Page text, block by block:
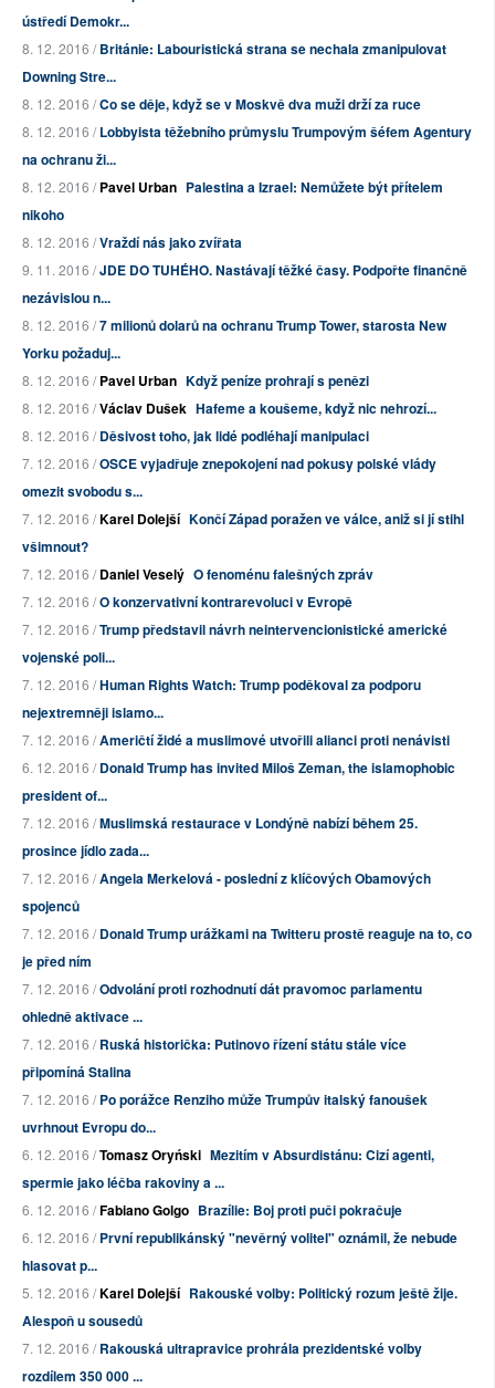
ústředí Demokr...
8. 12. 2016 /Británie: Labouristická strana se nechala zmanipulovat
Downing Stre...
8. 12. 2016 /Co se děje, když se v Moskvě dva muži drží za ruce
8. 12. 2016 /Lobbyista těžebního průmyslu Trumpovým šéfem Agentury
na ochranu ži...
8. 12. 2016 /Pavel Urban Palestina a Izrael: Nemůžete být přítelem
nikoho
8. 12. 2016 /Vraždí nás jako zvířata
9. 11. 2016 /JDE DO TUHÉHO. Nastávají těžké časy. Podpořte finančně
nezávislou n...
8. 12. 2016 /7 milionů dolarů na ochranu Trump Tower, starosta New
Yorku požaduj...
8. 12. 2016 /Pavel Urban Když peníze prohrají s penězi
8. 12. 2016 /Václav Dušek Hafeme a koušeme, když nic nehrozí...
8. 12. 2016 /Děsivost toho, jak lidé podléhají manipulaci
7. 12. 2016 /OSCE vyjadřuje znepokojení nad pokusy polské vlády
omezit svobodu s...
7. 12. 2016 /Karel Dolejší Končí Západ poražen ve válce, aniž si jí stihl
všimnout?
7. 12. 2016 /Daniel Veselý O fenoménu falešných zpráv
7. 12. 2016 /O konzervativní kontrarevoluci v Evropě
7. 12. 2016 /Trump představil návrh neintervencionistické americké
vojenské poli...
7. 12. 2016 /Human Rights Watch: Trump poděkoval za podporu
nejextremněji islamo...
7. 12. 2016 /Američtí židé a muslimové utvořili alianci proti nenávisti
6. 12. 2016 /Donald Trump has invited Miloš Zeman, the islamophobic
president of...
7. 12. 2016 /Muslimská restaurace v Londýně nabízí během 25.
prosince jídlo zada...
7. 12. 2016 /Angela Merkelová - poslední z klíčových Obamových
spojenců
7. 12. 2016 /Donald Trump urážkami na Twitteru prostě reaguje na to, co
je před ním
7. 12. 2016 /Odvolání proti rozhodnutí dát pravomoc parlamentu
ohledně aktivace ...
7. 12. 2016 /Ruská historička: Putinovo řízení státu stále více
připomíná Stalina
7. 12. 2016 /Po porážce Renziho může Trumpův italský fanoušek
uvrhnout Evropu do...
6. 12. 2016 /Tomasz Oryński Mezitím v Absurdistánu: Cizí agenti,
spermie jako léčba rakoviny a ...
6. 12. 2016 /Fabiano Golgo Brazílie: Boj proti puči pokračuje
6. 12. 2016 /První republikánský "nevěrný volitel" oznámil, že nebude
hlasovat p...
5. 12. 2016 /Karel Dolejší Rakouské volby: Politický rozum ještě žije.
Alespoň u sousedů
7. 12. 2016 /Rakouská ultrapravice prohrála prezidentské volby
rozdílem 350 000 ...